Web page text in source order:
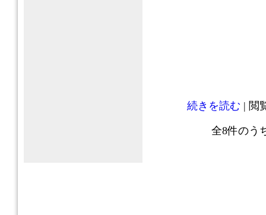
続きを読む | 閲
全8件のう